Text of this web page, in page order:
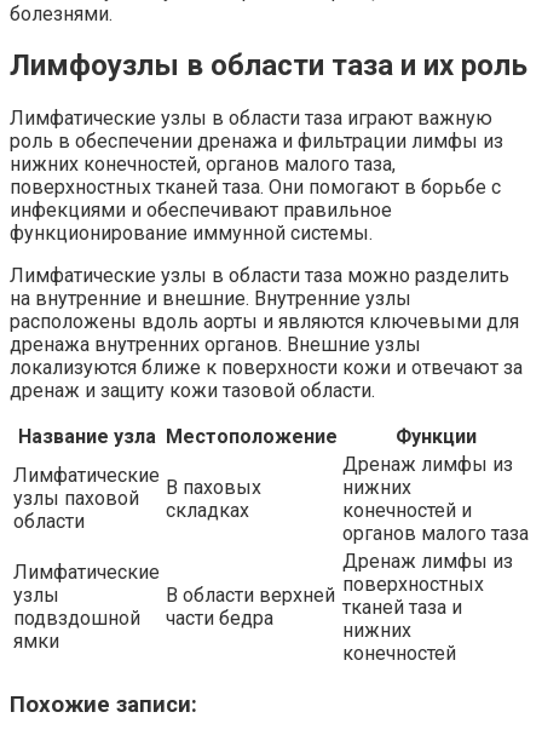
болезнями.
Лимфоузлы в области таза и их роль
Лимфатические узлы в области таза играют важную
роль в обеспечении дренажа и фильтрации лимфы из
нижних конечностей, органов малого таза,
поверхностных тканей таза. Они помогают в борьбе с
инфекциями и обеспечивают правильное
функционирование иммунной системы.
Лимфатические узлы в области таза можно разделить
на внутренние и внешние. Внутренние узлы
расположены вдоль аорты и являются ключевыми для
дренажа внутренних органов. Внешние узлы
локализуются ближе к поверхности кожи и отвечают за
дренаж и защиту кожи тазовой области.
Название узла Местоположение
Функции
Лимфатические
узлы паховой
области
В паховых
складках
Дренаж лимфы из
нижних
конечностей и
органов малого таза
Лимфатические
узлы
подвздошной
ямки
В области верхней
части бедра
Дренаж лимфы из
поверхностных
тканей таза и
нижних
конечностей
Похожие записи: